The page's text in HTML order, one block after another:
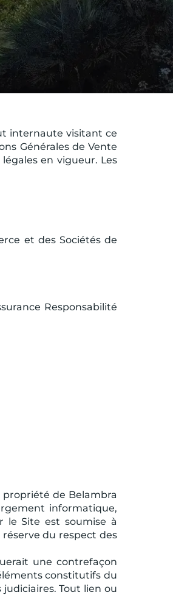
internaute visitant ce
Générales de Vente
en vigueur. Les
et des Sociétés de
Responsabilité
propriété de Belambra
informatique,
le Site est soumise à
du respect des
une contrefaçon
constitutifs du
Tout lien ou